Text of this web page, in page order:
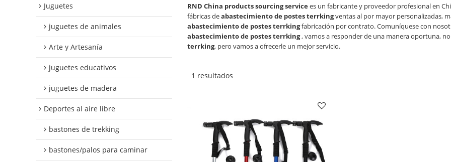
Juguetes
juguetes de animales
Arte y Artesanía
juguetes educativos
juguetes de madera
Deportes al aire libre
bastones de trekking
bastones/palos para caminar
RND China products sourcing servicees un fabricante y proveedor profesional en
fábricas deabastecimiento de postes terrkingventas al por mayor personalizadas,
abastecimiento de postes terrkingfabricación por contrato. Comuníquese con
abastecimiento de postes terrking, vamos a responder de una manera oportuna,
terrking, pero vamos a ofrecerle un mejor servicio.
1 resultados